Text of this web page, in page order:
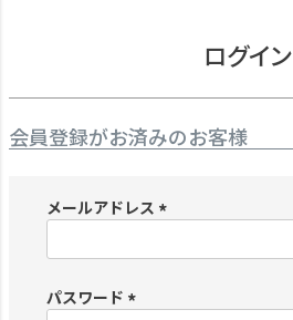
ログイン
会員登録がお済みのお客様
メールアドレス
必
)
パスワード